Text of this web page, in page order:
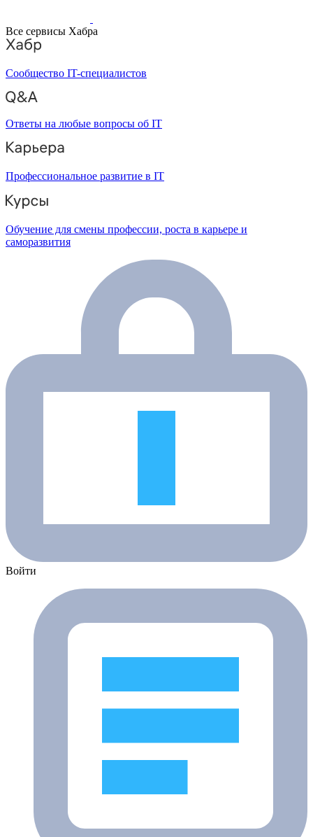
Все сервисы Хабра
Сообщество IT-специалистов
Ответы на любые вопросы об IT
Профессиональное развитие в IT
Обучение для смены профессии, роста в карьере и
саморазвития
Войти